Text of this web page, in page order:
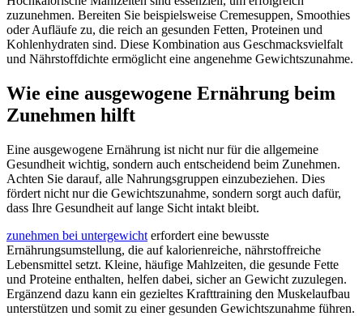
zuzunehmen. Bereiten Sie beispielsweise Cremesuppen, Smoothies
oder Aufläufe zu, die reich an gesunden Fetten, Proteinen und
Kohlenhydraten sind. Diese Kombination aus Geschmacksvielfalt
und Nährstoffdichte ermöglicht eine angenehme Gewichtszunahme.
Wie eine ausgewogene Ernährung beim
Zunehmen hilft
Eine ausgewogene Ernährung ist nicht nur für die allgemeine
Gesundheit wichtig, sondern auch entscheidend beim Zunehmen.
Achten Sie darauf, alle Nahrungsgruppen einzubeziehen. Dies
fördert nicht nur die Gewichtszunahme, sondern sorgt auch dafür,
dass Ihre Gesundheit auf lange Sicht intakt bleibt.
zunehmen bei untergewicht erfordert eine bewusste
Ernährungsumstellung, die auf kalorienreiche, nährstoffreiche
Lebensmittel setzt. Kleine, häufige Mahlzeiten, die gesunde Fette
und Proteine enthalten, helfen dabei, sicher an Gewicht zuzulegen.
Ergänzend dazu kann ein gezieltes Krafttraining den Muskelaufbau
unterstützen und somit zu einer gesunden Gewichtszunahme führen.